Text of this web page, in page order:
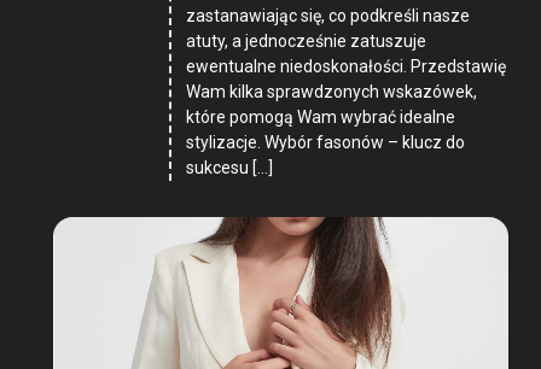
zastanawiając się, co podkreśli nasze
atuty, a jednocześnie zatuszuje
ewentualne niedoskonałości. Przedstawię
Wam kilka sprawdzonych wskazówek,
które pomogą Wam wybrać idealne
stylizacje. Wybór fasonów – klucz do
sukcesu […]